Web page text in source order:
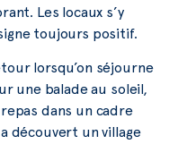
Les locaux s’y
toujours positif.
lorsqu’on séjourne
une balade au soleil,
dans un cadre
découvert un village